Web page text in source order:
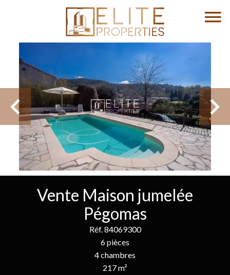
Vente Maison jumelée
Pégomas
Réf. 84069300
6 pièces
4 chambres
217 m²